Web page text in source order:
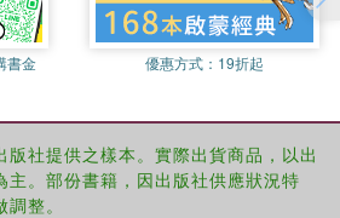
書金 優惠方式： 19折起
社提供之樣本。實際出貨商品，以出
主。部份書籍，因出版社供應狀況特
整。